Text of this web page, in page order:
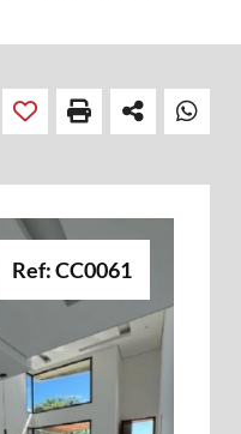
Ref: CC0061